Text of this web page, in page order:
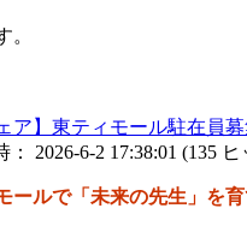
。
ア】東ティモール駐在員
： 2026-6-2 17:38:01 (135 ヒ
ールで「未来の先生」を